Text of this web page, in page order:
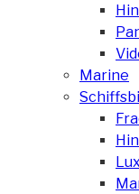
Marine